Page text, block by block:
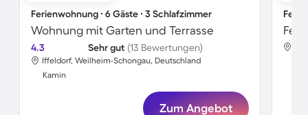
Ferienwohnung ∙ 6 Gäste ∙ 3 Schlafzimmer
Wohnung mit Garten und Terrasse
4.3 Sehr gut (13 Bewertungen)
Iffeldorf, Weilheim-Schongau, Deutschland
Kamin
Zum Angebot